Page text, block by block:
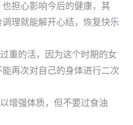
担心影响今后的健康，其
理就能解开心结，恢复快乐
重的活，因为这个时期的女
再次对自己的身体进行二次
增强体质，但不要过食油